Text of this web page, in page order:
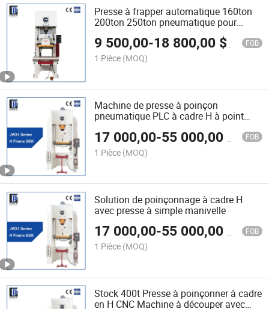
Presse à frapper automatique 160ton
200ton 250ton pneumatique pour
9 500,00-18 800,00 $US FOB
1 Pièce (MOQ)
Machine de presse à poinçon
pneumatique PLC à cadre H à point
17 000,00-55 000,00 FOB
1 Pièce (MOQ)
Solution de poinçonnage à cadre H
avec presse à simple manivelle
17 000,00-55 000,00 FOB
1 Pièce (MOQ)
Stock 400t Presse à poinçonner à cadre
en H CNC Machine à découper avec